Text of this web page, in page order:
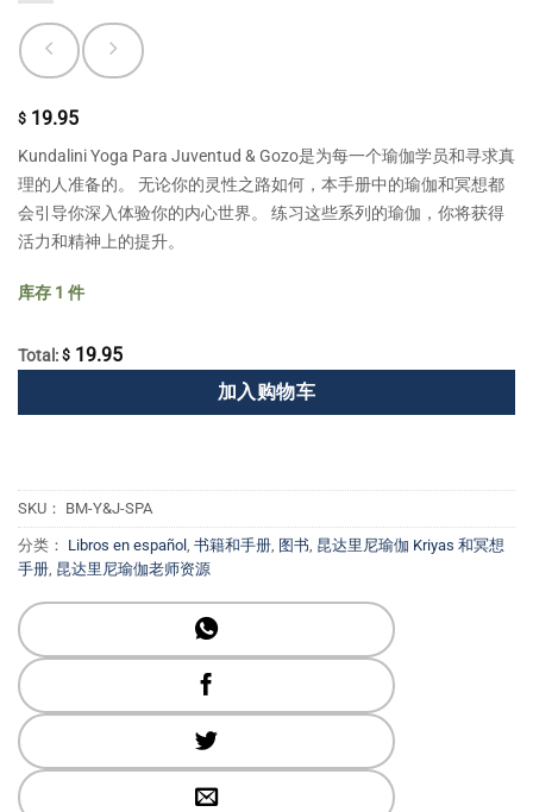
$ 19.95
Kundalini Yoga Para Juventud & Gozo是为每一个瑜伽学员和寻求真
理的人准备的。 无论你的灵性之路如何，本手册中的瑜伽和冥想都
会引导你深入体验你的内心世界。 练习这些系列的瑜伽，你将获得
活力和精神上的提升。
库存 1 件
Total: $ 19.95
加入购物车
SKU： BM-Y&J-SPA
分类： Libros en español 书籍和手册 图书 昆达里尼瑜伽 Kriyas 和冥想
手册 昆达里尼瑜伽老师资源